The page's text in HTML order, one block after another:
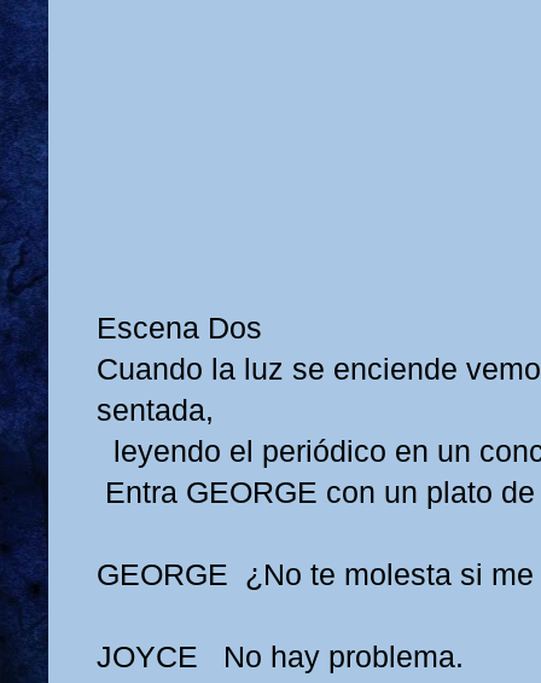
Escena Dos
Cuando la luz se enciende
sentada,
leyendo el periódico en un
Entra GEORGE con un plato
GEORGE ¿No te molesta si
JOYCE No hay problema.